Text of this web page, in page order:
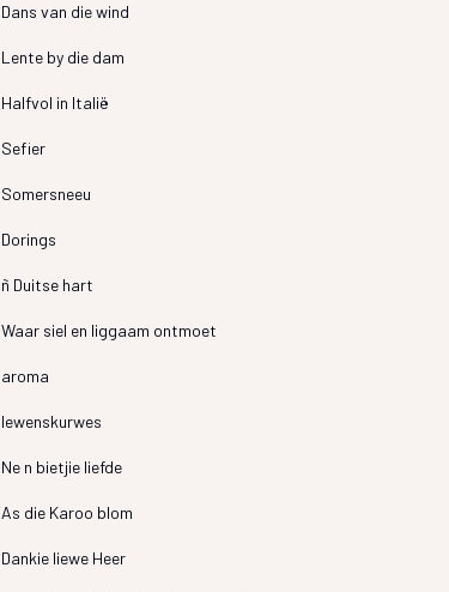
Dans van die wind
Lente by die dam
Halfvol in Italië
Sefier
Somersneeu
Dorings
ñ Duitse hart
Waar siel en liggaam ontmoet
aroma
lewenskurwes
Ne n bietjie liefde
As die Karoo blom
Dankie liewe Heer